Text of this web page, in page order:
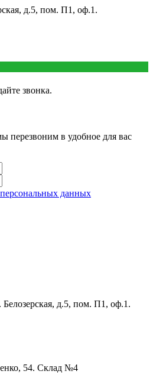
д.5, пом. П1, оф.1.
звонка.
перезвоним в удобное для вас
данных
д.5, пом. П1, оф.1.
54. Склад №4